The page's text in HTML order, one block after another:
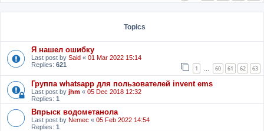
Topics
Я нашел ошибку
Last post by Said « 01 Mar 2022 15:14
Replies: 621 1 … 60 61 62 63
Группа whatsapp для пользователей invent ems
Last post by jhm « 05 Dec 2018 12:32
Replies: 1
Впрыск водометанола
Last post by Nemec « 05 Feb 2022 14:54
Replies: 1